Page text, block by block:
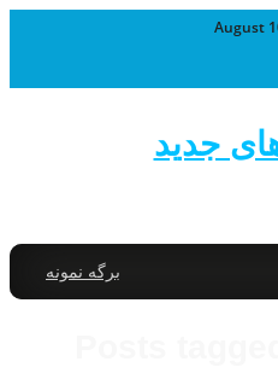
August
جدید
برگه نمونه